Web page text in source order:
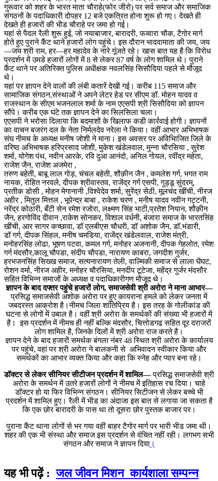
गुरूवार को शहर के भारत माता चौराहे(फोर जीरो) पर सर्व समाज और समाजिक
संगठनों के पदाधिकारी दोपहर 12 बजे एकत्रित होना शुरू हो गए। देखते ही
देखते ही हजारों की भीड चौराहे पर जमा हो गई।
यहां से पैदल रैली शुरू हुई, जो नयाबाजार, बारादरी, फव्वारा चौक, टैगोर मार्ग
होते हुए पुराने कैंट थाने हजारों लोग पहुंचे। इस दौरान भादवामाता की जय, जय
—जय श्री राम, हर—हर महादेव के नारे गूंजते रहे। खास बात यह है कि विरोध
प्रदर्शन में उमडे हजारों लोगों में 8 से लेकर 87 वर्ष के लोग शामिल थे। पुराने
कैंट थाने पर अतिरिक्त पुलिस अधीक्षक नवलसिंह सिसौदिया पहले से मौजूद
थे।
यहां पर ज्ञापन देने वालों की लंबी कतारें देखी गई। करीब 115 समाज और
सामाजिक संगठन,संस्थाओं ने अपने लेटर हेड पर सीएम डॉ. मोहन यादव व
राजस्थान के सीएम भजनलाल शर्मा के नाम एएसपी श्री सिसौदिया को ज्ञापन
सौंपे। करीब एक घंटे तक ज्ञापन देने का सिलसिला चला।
एएसपी ने भरोसा दिलाया कि बदमाशों के खिलाफ कडी कार्रवाई होगी। ज्ञापनों
का वाचन बजरंग दल के नेता निर्मलदेव नरेला ने किया। वहीं आभार अभिभाषक
संघ नीमच के अध्यक्ष मनीष जोशी ने माना। इस अवसर पर अविभिाजित जिले के
वरिष्ठ अभिभाषक हरिप्रसाद जोशी, मुकेश खंडेलवाल, मुन्ना चौरसिया , सुरेश
शर्मा, योगेश पंथ, नवीन आरके, रवि दुआ आनंदो, अनिल गोयल, रवींद्र महेता,
राजेश जैन, राजेश अजमेरा ,
तरुण बहेती, बाबू लाल गोड़, चंचल बहेती, शौक़ीन जैन , कमलेश गर्ग, भगत राम
नायक, रोहित नरवले, दीपक श्रीवास्तव, राजेंद्र गर्ग एसपी, गुड्डू सुंदरम्,
प्रतीक डोसी , मोहन मेगानानी ,विश्वेदेव शर्मा, सुरेंद्र सेठी, मूलचंद खींची, नीरज
अहीर , मितुल मित्तल , भूपेन्द्र बाबा , राकेश चरण , मनीष यादव नवीन गट्टनी,
नरेंद्र कोठारी, बँटी सेन रमेश रजोरा, लक्ष्मण सिंह भाटी,प्रतेश नियान, शौक़ीन
जैन, हरगोविंद दीवान ,राकेश सोनकर, विशाल वर्धनी, बंजारा समाज के भारतसिंह
खींची, आर सागर कच्छावा, डॉ एलबीएस चौधरी, डॉ अशोक जैन, डॉ.भंडारी,
डॉ गर्ग, दीपक सिंहल, मनीष चमडिया, राजेंद्र खंडेलवाल, राजेश मंत्री,
मनोहरसिंह लोढा, भूषण पटवा, कमल गर्ग, मनोहर अजनानी, दीपक गेहलोत, रमेश
गर्ग मंदसौर,कालू चौपडा, संदीप चौपडा, नारायण काबरा, जगदीश गुर्जर,
हरभजनसिंह सिख्ख समाज, सत्यनारायण तेली, वाल्मिकी समाज से लाला घेंघट,
रोशन वर्मा, नीरज अहीर, मनोहर चौरसिया, मनदीप टूटेजा, महेंद्र गुर्जर मंदसौर
सहित विभिन्न समाजों के अध्यक्ष व पदाधिकारीगण मौजूद थे।
ज्ञापन के बाद दफ्तर पहुंचे हजारों लोग, समाजसेवी श्री अरोरा ने माना आभार—
प्रसिद्ध समाजसेवी अशोक अरोरा पर हुए कायराना हमले को लेकर जनता में
जबदरस्त आक्रोश है।नीमच जिला शांतिप्रिय है। इस तरह के गोलीकांड की
घटना से लोगों में उबाल है। वहीं श्री अरोरा के समर्थकों की संख्या भी हजारों में
है। इस प्रदर्शन में नीमच ही नहीं बल्कि मंदसौर, चित्तोडगढ सहित दूर दराजरों
लोग शामिल है, जिनके दिलों में श्री अरोरा राज करते है।
ज्ञापन देने के बाद हजारों समर्थक बंगला नंबर 48 स्थित श्री अरोरा के कार्यालय
पर पहुंचे, वहां पर श्री अरोरा ने बालकनी से अभिवादन स्वीकार किया और
समर्थकों का आभार व्यक्त किया और कहा कि स्नेह और प्यार बना रहे।
डॉक्टर से लेकर सीनियर सीटीजन प्रदर्शन में शामिल—प्रसिद्ध समाजसेवी श्री
अरोरा के समर्थन में उतरे हजारों लोगों ने नीमच में इतिहास रच दिया। चाहे
डॉक्टर हो या फिर विभिन्न संगठन। सीनियर सिटीजन से लेकर बच्चे भी
प्रदर्शन में शामिल हुए। रैली में भीड का अंदाजा इस बात से लगाया जा सकता है
कि एक छोर बारादरी के पास था तो दूसरा छोर पुस्तक बाजार पर।
पुराना कैंट थाना लोगों से भर गया वहीं बाहर टैगोर मार्ग पर भारी भीड जमा थी।
शहर की एक भी संस्था और समाज इस प्रदर्शन से वंचित नहीं रही। लगभग सभी
संगठन और समाज ने ज्ञापन दिया।
यह भी पढ़ें :जल जीवन मिशन कार्यशाला सम्पन्न